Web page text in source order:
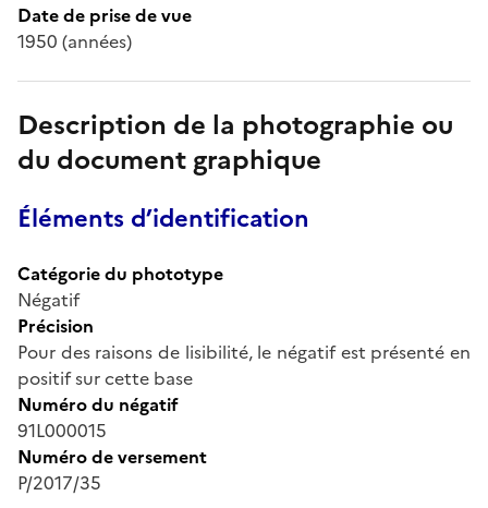
Date de prise de vue
1950 (années)
Description de la photographie ou
du document graphique
Éléments d’identification
Catégorie du phototype
Négatif
Précision
Pour des raisons de lisibilité, le négatif est présenté en
positif sur cette base
Numéro du négatif
91L000015
Numéro de versement
P/2017/35